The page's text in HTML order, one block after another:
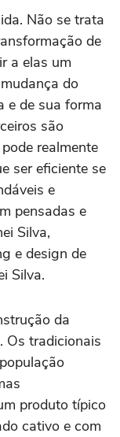
Não se trata
de
a elas um
do
e de sua forma
são
realmente
ser eficiente se
e
pensadas e
Silva,
e design de
Silva.
da
Os tradicionais
produto típico
cativo e com